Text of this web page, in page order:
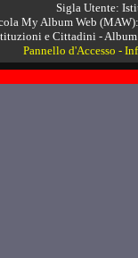
Sigla Utente:
My Album Web
e Cittadini -
Pannello d'Accesso -